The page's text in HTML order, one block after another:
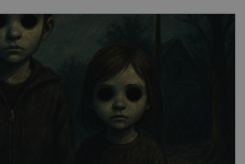
o těchto lesích slyšeli? A odvážili
byste se je navštívit? [gallery ids="17